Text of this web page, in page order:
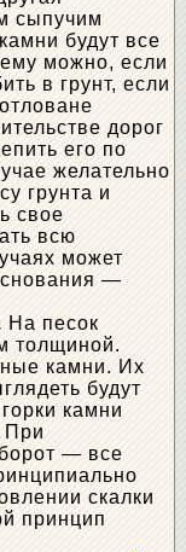
сыпучим
будут все
можно, если
в грунт, если
дорог
его по
желательно
грунта и
свое
всю
может
—
На песок
толщиной.
камни. Их
будут
камни
При
— все
скалки
принцип